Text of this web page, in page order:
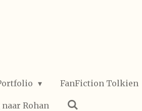
FanFiction Tolkien
Rohan